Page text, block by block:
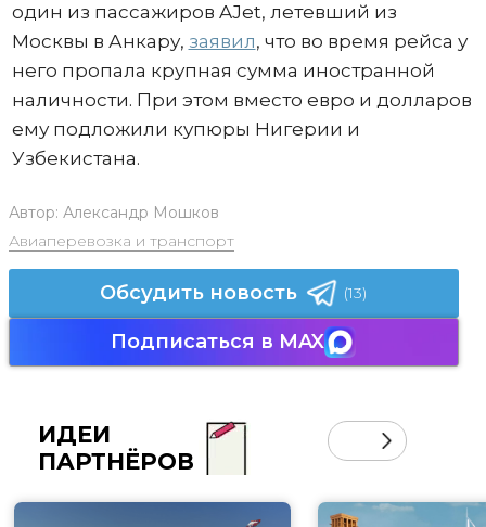
один из пассажиров AJet, летевший из
Москвы в Анкару, заявил, что во время рейса у
него пропала крупная сумма иностранной
наличности. При этом вместо евро и долларов
ему подложили купюры Нигерии и
Узбекистана.
Автор: Александр Мошков
Авиаперевозка и транспорт
Обсудить новость (13)
Подписаться в MAX
ИДЕИ
ПАРТНЁРОВ